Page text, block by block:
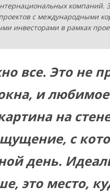
компаний.
с международными
инвесторами в рамках
все. Это не
и
на
с
день.
это место,